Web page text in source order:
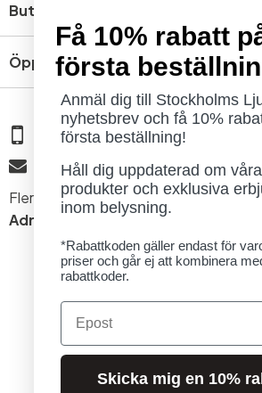
Butik
Öppettider
08 - 654 29 00
info@ljusbutik.se
Fler kontaktuppgifter »
Adress:
Kungsholmsgatan 6, 112 27
© 2026 Stockholms Ljusbutik. Alla
Få 10% rabatt
första
Anmäl dig till Stockholms
nyhetsbrev och få 10%
första beställning!
Håll dig uppdaterad om
produkter och exklusiva
inom belysning.
*Rabattkoden gäller endast för
priser och går ej att kombinera
rabattkoder.
Email
Skicka mig en 10%